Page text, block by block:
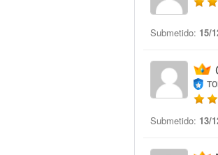
Submetido: 15/
Submetido: 13/